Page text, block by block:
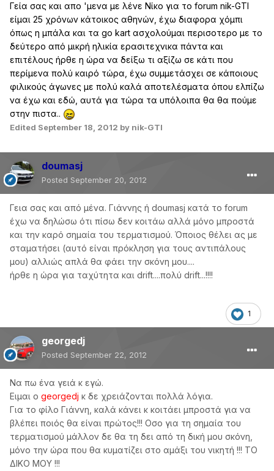
Γεία σας και απο 'μενα με λένε Νίκο για το forum nik-GTI
είμαι 25 χρόνων κάτοικος αθηνών, έχω διαφορα χόμπι
όπως η μπάλα και τα go kart ασχολούμαι περισοτερο με το
δεύτερο από μικρή ηλικία ερασιτεχνικα πάντα και
επιτέλους ήρθε η ώρα να δείξω τι αξίζω σε κάτι που
περίμενα πολύ καιρό τώρα, έχω συμμετάσχει σε κάποιους
φιλικούς άγωνες με πολύ καλά αποτελέσματα όπου ελπίζω
να έχω και εδώ, αυτά για τώρα τα υπόλοιπα θα θα πούμε
στην πιστα..
Edited September 18, 2012 by nik-GTI
doumasj
Posted September 20, 2012
Γεια σας και από μένα. Γιάννης ή doumasj κατά το forum
έχω να δηλώσω ότι πίσω δεν κοιτάω αλλά μόνο μπροστά
και την καρό σημαία του τερματισμού. Όποιος θέλει ας με
σταματήσει (αυτό είναι πρόκληση για τους αντιπάλους
μου) αλλιώς απλά θα φάει την σκόνη μου....
ήρθε η ώρα για ταχύτητα και drift....πολύ drift...!!!!
1
georgedj
Posted September 22, 2012
Να πω ένα γειά κ εγώ.
Ειμαι ο georgedj κ δε χρειάζονται πολλά λόγια.
Για το φίλο Γιάννη, καλά κάνει κ κοιτάει μπροστά για να
βλέπει ποιός θα είναι πρώτος!!! Οσο για τη σημαία του
τερματισμού μάλλον δε θα τη δει από τη δική μου σκόνη,
μόνο την ώρα που θα κυματίζει στο αμάξι του νικητή !!! ΤΟ
ΔΙΚΟ ΜΟΥ !!!